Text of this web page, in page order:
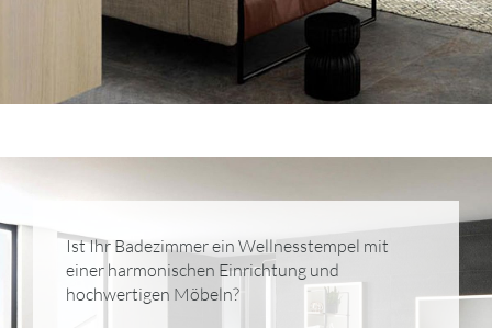
Ist Ihr Badezimmer ein Wellnesstempel mit
einer harmonischen Einrichtung und
hochwertigen Möbeln?